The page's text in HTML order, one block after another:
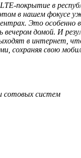
покрытие в
в нашем фокусе
Это
вечером домой. И
в
сохраняя свою
сотовых систем